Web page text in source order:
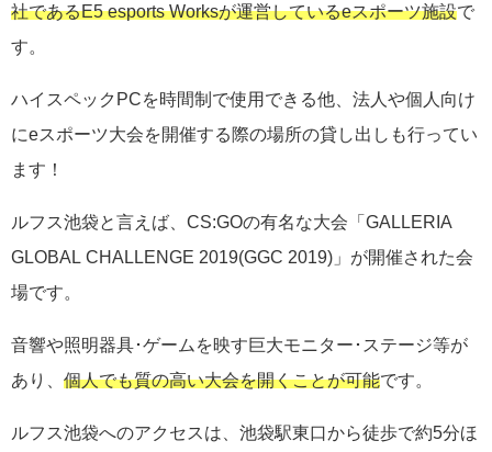
社であるE5 esports Worksが運営しているeスポーツ施設で
す。
ハイスペックPCを時間制で使用できる他、法人や個人向け
にeスポーツ大会を開催する際の場所の貸し出しも行ってい
ます！
ルフス池袋と言えば、CS:GOの有名な大会「GALLERIA
GLOBAL CHALLENGE 2019(GGC 2019)」が開催された会
場です。
音響や照明器具･ゲームを映す巨大モニター･ステージ等が
あり、 個人でも質の高い大会を開くことが可能です。
ルフス池袋へのアクセスは、池袋駅東口から徒歩で約5分ほ